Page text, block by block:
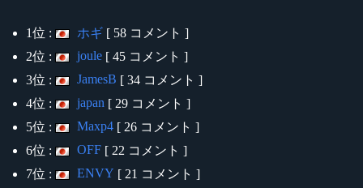
1位 : ホギ[ 58 コメント ]
2位 :
joule[ 45 コメント ]
3位 :
JamesB [ 34 コメント ]
4位 :
japan[ 29 コメント ]
5位 :
Maxp4[ 26 コメント ]
6位 :
OFF[ 22 コメント ]
7位 :
ENVY [ 21 コメント ]